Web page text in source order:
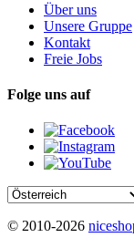
Über uns
Unsere Gruppe
Kontakt
Freie Jobs
Folge uns auf
© 2010-2026